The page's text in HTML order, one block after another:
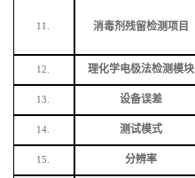
11. 消毒剂残留检测项目
12. 理化学电极法检测模块
13. 设备误差
14. 测试模式
15. 分辨率